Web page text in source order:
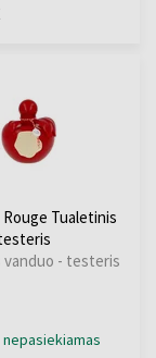
Rouge Tualetinis
vanduo - testeris